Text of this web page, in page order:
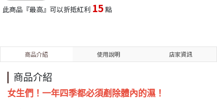
此商品『最高』可以折抵紅利 15點
商品介紹 使用說明 店家資訊
商品介紹
女生們！一年四季都必須剷除體內的濕！